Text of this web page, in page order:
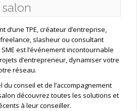
d’une TPE, créateur d’entreprise,
slasheur ou consultant
est l’événement incontournable
d’entrepreneur, dynamiser votre
réseau.
conseil et de l’accompagnement
découvrez toutes les solutions et
à leur conseiller.